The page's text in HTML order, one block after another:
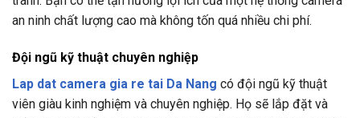
an ninh chất lượng cao mà không tốn quá nhiều chi phí.
Đội ngũ kỹ thuật chuyên nghiệp
Lap dat camera gia re tai Da Nang có đội ngũ kỹ thuật
viên giàu kinh nghiệm và chuyên nghiệp. Họ sẽ lắp đặt và